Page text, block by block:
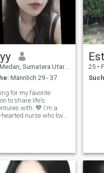
Medan, Sumatera Utara, Indonesien
Männlich 29 - 37
for my favorite
to share life's
with. 💙 I'm a
nurse who loves
foundation of a
relationship.
25 •